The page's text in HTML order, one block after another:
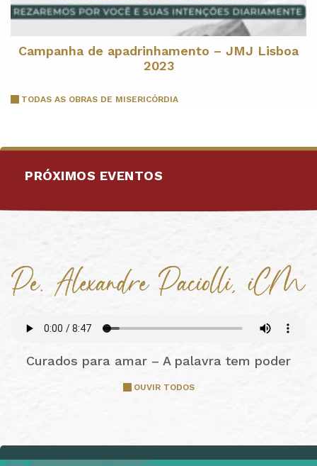
Campanha de apadrinhamento – JMJ Lisboa
2023
TODAS AS OBRAS DE MISERICÓRDIA
PRÓXIMOS EVENTOS
Curados para amar – A palavra tem poder
OUVIR TODOS